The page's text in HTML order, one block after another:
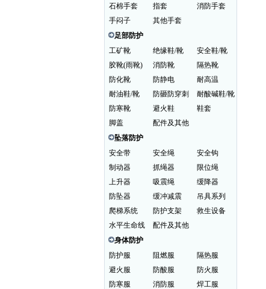
石棉手套
指套
消防手套
手闷子
其他手套
足部防护
工矿靴
绝缘鞋/靴
安全鞋/靴
胶靴(雨靴)
消防靴
隔热靴
防化靴
防静电
耐高温
耐油鞋/靴
防砸防穿刺
耐酸碱鞋/靴
防寒靴
避火鞋
鞋套
脚盖
配件及其他
坠落防护
安全带
安全绳
安全钩
制动器
抓绳器
限位绳
上升器
吸震绳
缓降器
防坠器
缓冲减震
吊具系列
爬梯系统
防护支架
救生设备
水平生命线
配件及其他
身体防护
防护服
阻燃服
隔热服
避火服
防酸服
防火服
防寒服
消防服
焊工服